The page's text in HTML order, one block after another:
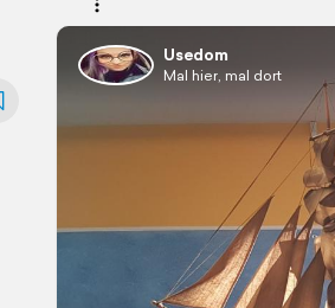
Usedom
Mal hier, mal dort